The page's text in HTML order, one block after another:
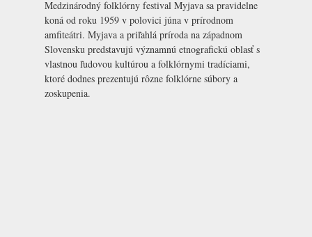
Medzinárodný folklórny festival Myjava sa pravidelne
koná od roku 1959 v polovici júna v prírodnom
amfiteátri. Myjava a priľahlá príroda na západnom
Slovensku predstavujú významnú etnografickú oblasť s
vlastnou ľudovou kultúrou a folklórnymi tradíciami,
ktoré dodnes prezentujú rôzne folklórne súbory a
zoskupenia.